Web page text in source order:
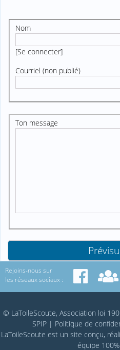
Nom
[Se connecter]
Courriel (non publié)
Ton message
Rejoins-nous sur
les réseaux sociaux :
© LaToileScoute, Association loi
SPIP| Politique de
LaToileScoute est un site conçu,
équipe